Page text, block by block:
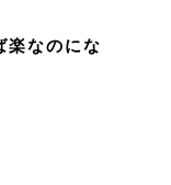
楽なのにな